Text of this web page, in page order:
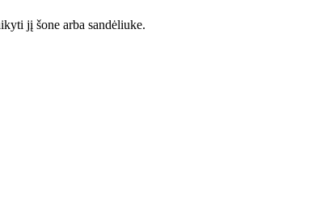
jį šone arba sandėliuke.